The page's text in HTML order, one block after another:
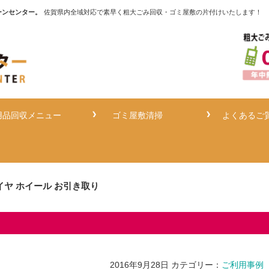
センター。 佐賀県内全域対応で素早く粗大ごみ回収・ゴミ屋敷の片付けいたします！
品回収メニュー ゴミ屋敷清掃 よくあるご
ヤ ホイール お引き取り
2016年9月28日 カテゴリー： ご利用事例